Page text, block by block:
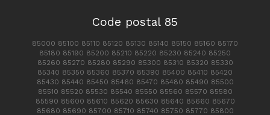
Code postal 85
85000 85100 85110 85120 85130 85140 85150 85160 85170
85180 85190 85200 85210 85220 85230 85240 85250
85260 85270 85280 85290 85300 85310 85320 85330
85340 85350 85360 85370 85390 85400 85410 85420
85430 85440 85450 85460 85470 85480 85490 85500
85510 85520 85530 85540 85550 85560 85570 85580
85590 85600 85610 85620 85630 85640 85660 85670
85680 85690 85700 85710 85740 85750 85770 85800